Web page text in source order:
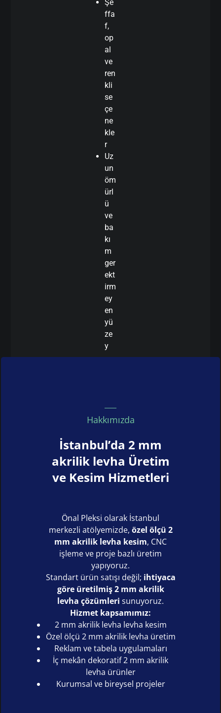
Şe
ffa
f,
op
al
ve
ren
kli
se
çe
ne
kle
r
Uz
un
öm
ürl
ü
ve
ba
kı
m
ger
ekt
irm
ey
en
yü
ze
y
Hakkımızda
İstanbul’da 2 mm
akrilik levha Üretim
ve Kesim Hizmetleri
Önal Pleksi olarak İstanbul
merkezli atölyemizde, özel ölçü 2
mm akrilik levha kesim, CNC
işleme ve proje bazlı üretim
yapıyoruz.
Standart ürün satışı değil; ihtiyaca
göre üretilmiş 2 mm akrilik
levha çözümleri sunuyoruz.
Hizmet kapsamımız:
2 mm akrilik levha levha kesim
Özel ölçü 2 mm akrilik levha üretim
Reklam ve tabela uygulamaları
İç mekân dekoratif 2 mm akrilik
levha ürünler
Kurumsal ve bireysel projeler